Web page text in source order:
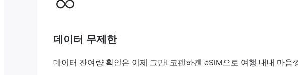
데이터 무제한
데이터 잔여량 확인은 이제 그만! 코펜하겐 eSIM으로 여행 내내 마음